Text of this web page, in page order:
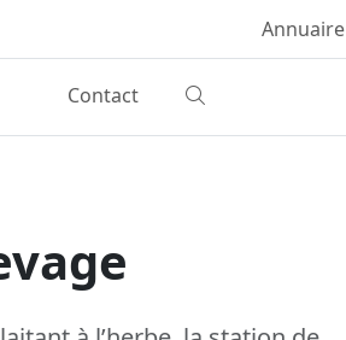
Annuaire
Contact